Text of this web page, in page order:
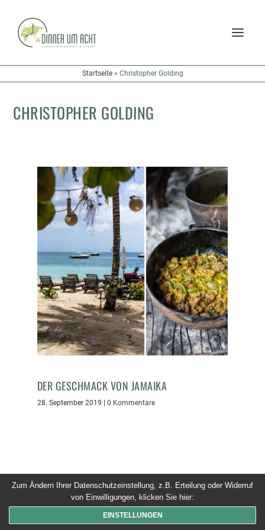
Startseite» Christopher Golding
CHRISTOPHER GOLDING
DER GESCHMACK VON JAMAIKA
28. September 2019 | 0 Kommentare
© 2026 Dinner um Acht. Alle Rechte vorbehalten
Zum Ändern Ihrer Datenschutzeinstellung, z.B. Erteilung oder Widerruf
von Einwilligungen, klicken Sie hier:
EINSTELLUNGEN